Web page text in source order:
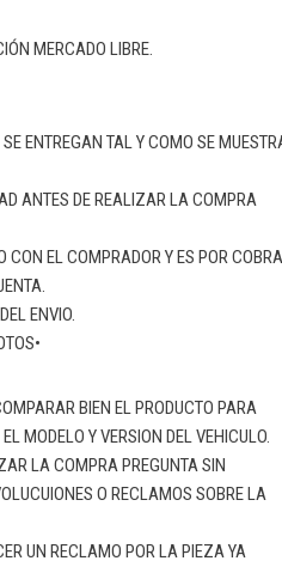
MERCADO LIBRE.
ENTREGAN TAL Y COMO SE
ANTES DE REALIZAR LA COMPRA
CON EL COMPRADOR Y ES POR
ENVIO.
BIEN EL PRODUCTO PARA
MODELO Y VERSION DEL VEHICULO.
LA COMPRA PREGUNTA SIN
O RECLAMOS SOBRE LA
UN RECLAMO POR LA PIEZA YA